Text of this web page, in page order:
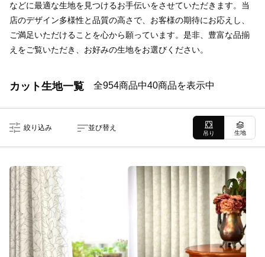
などに最適な生地を見つけるお手伝いをさせていただきます。当
店のデザイン多様性と品質の高さで、お客様の期待にお応えし、
ご満足いただけることを心から願っています。是非、豊富な品揃
えをご覧いただき、お好みの生地をお選びください。
カット生地一覧 全954商品中40商品を表示中
絞り込み 並び替え
吊り 生地